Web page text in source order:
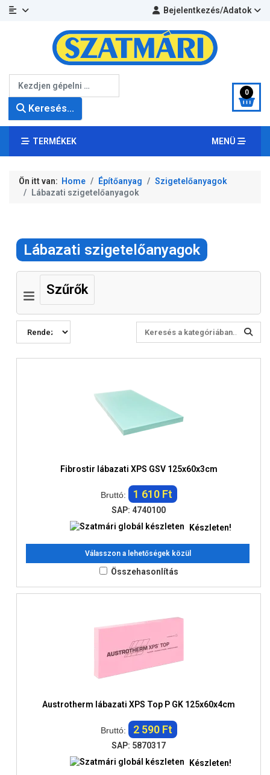
Bejelentkezés/Adatok
Keresés...
0
TERMÉKEK MENÜ
Ön itt van: Home Építőanyag
Szigetelőanyagok
Lábazati szigetelőanyagok
Lábazati szigetelőanyagok
Szűrők
Fibrostir lábazati XPS GSV 125x60x3cm
Bruttó: 1 610 Ft
SAP: 4740100
Készleten!
Válasszon a lehetőségek közül
Összehasonlítás
Austrotherm lábazati XPS Top P GK 125x60x4cm
Bruttó: 2 590 Ft
SAP: 5870317
Készleten!